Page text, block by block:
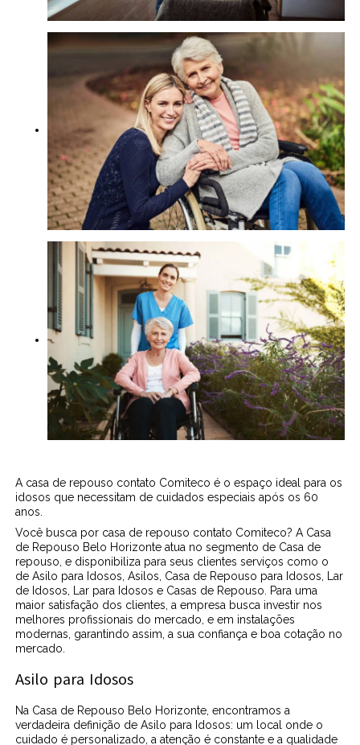
A casa de repouso contato Comiteco é o espaço ideal para os
idosos que necessitam de cuidados especiais após os 60
anos.
Você busca por casa de repouso contato Comiteco? A Casa
de Repouso Belo Horizonte atua no segmento de Casa de
repouso, e disponibiliza para seus clientes serviços como o
de Asilo para Idosos, Asilos, Casa de Repouso para Idosos, Lar
de Idosos, Lar para Idosos e Casas de Repouso. Para uma
maior satisfação dos clientes, a empresa busca investir nos
melhores profissionais do mercado, e em instalações
modernas, garantindo assim, a sua confiança e boa cotação no
mercado.
Asilo para Idosos
Na Casa de Repouso Belo Horizonte, encontramos a
verdadeira definição de Asilo para Idosos: um local onde o
cuidado é personalizado, a atenção é constante e a qualidade